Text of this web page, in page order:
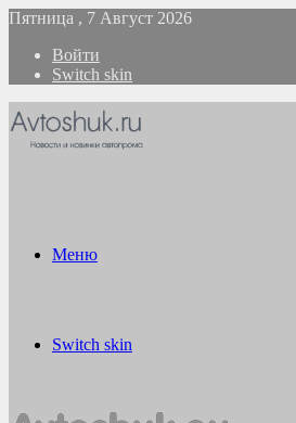
Пятница , 7 Август 2026
Войти
Switch skin
Меню
Switch skin